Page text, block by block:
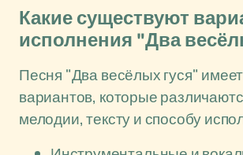
Какие существуют
исполнения "Два
Песня "Два весёлых гуся"
вариантов, которые
мелодии, тексту и способу